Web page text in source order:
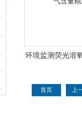
环境监测荧光溶
首页 上